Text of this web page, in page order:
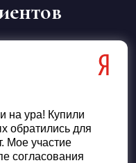
на ура! Купили
обратились для
Мое участие
согласования